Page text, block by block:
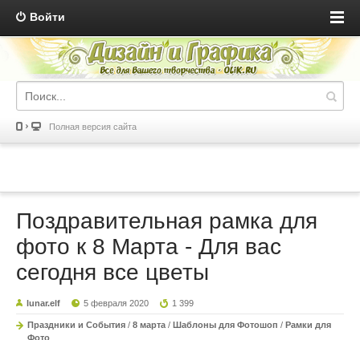
Войти
Полная версия сайта
Поздравительная рамка для
фото к 8 Марта - Для вас
сегодня все цветы
lunar.elf 5 февраля 2020 1 399
Праздники и События / 8 марта / Шаблоны для Фотошоп / Рамки для
Фото